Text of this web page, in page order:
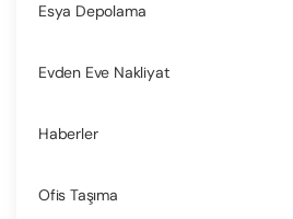
Esya Depolama
Evden Eve Nakliyat
Haberler
Ofis Taşıma